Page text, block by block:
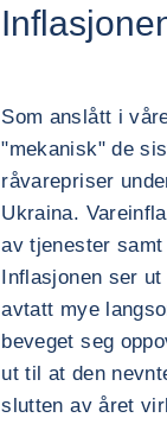
Som anslått i
"mekanisk" de
råvarepriser
Ukraina.
av tjenester
Inflasjonen ser
avtatt mye
beveget seg
ut til at den
slutten av året